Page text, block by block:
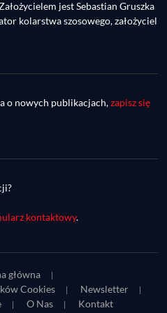
Dwie
jest Sebastian Gruszka
kolarstwa szosowego, założyciel
o nowych publikacjach,zapisz się
kontaktowy.
główna
Cookies
Newsletter
O Nas Kontakt